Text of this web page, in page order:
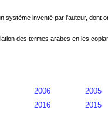
système inventé par l'auteur, dont
des termes arabes en les
2006
2005
2016
2015